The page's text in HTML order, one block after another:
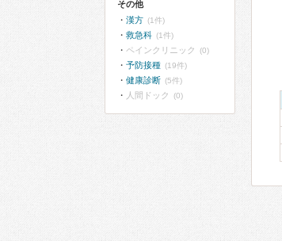
その他
漢方 (1件)
救急科 (1件)
ペインクリニック (0)
予防接種 (19件)
健康診断 (5件)
人間ドック (0)